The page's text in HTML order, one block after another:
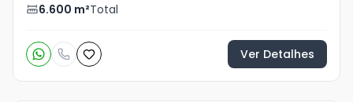
6.600 m²Total
Ver Detalhes